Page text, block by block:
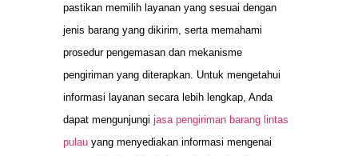
pastikan memilih layanan yang sesuai dengan
jenis barang yang dikirim, serta memahami
prosedur pengemasan dan mekanisme
pengiriman yang diterapkan. Untuk mengetahui
informasi layanan secara lebih lengkap, Anda
dapat mengunjungi jasa pengiriman barang lintas
pulau yang menyediakan informasi mengenai